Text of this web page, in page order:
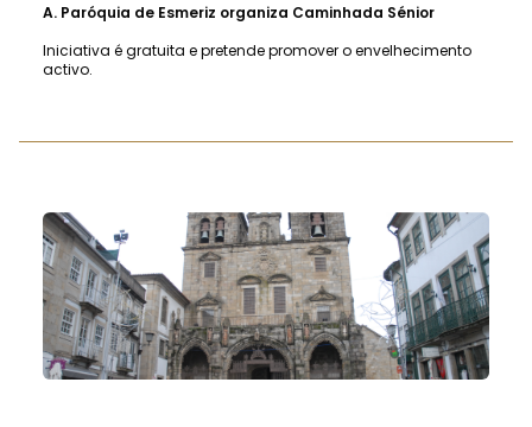
A. Paróquia de Esmeriz organiza Caminhada Sénior
Iniciativa é gratuita e pretende promover o envelhecimento
activo.